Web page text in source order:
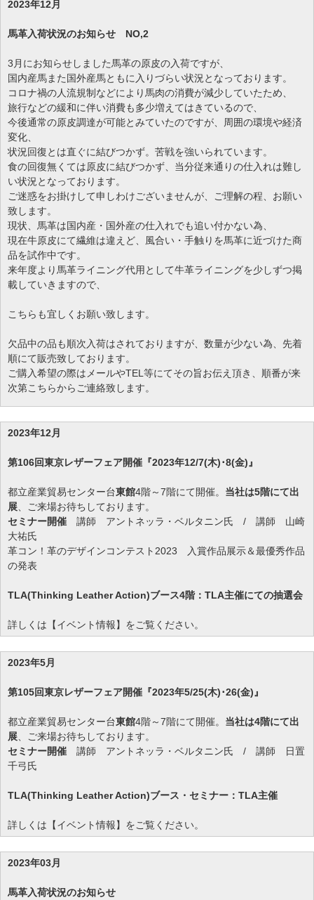
2023年12月
馬革入荷状況のお知らせ NO,2
3月にお知らせしました馬革の原皮の入荷ですが、
国内産馬また国外産馬ともに入りづらい状況となっております。
コロナ禍の人流規制などにより馬肉の消費が減少していたため、
旅行などの緩和に伴い消費も多少増えてはきているので、
今後通常の原皮調達が可能とみていたのですが、周囲の環境や経済
変化、
状況回復とは直ぐに結びつかず。苦戦を強いられています。
食の回復無くては原皮に結びつかず、当分従来通りの仕入れは難し
い状況となっております。
ご迷惑をお掛けして申しわけございませんが、ご理解の程、お願い
致します。
現状、馬革は国内産・国外産の仕入れでも追い付かない為、
現在牛原皮にて繊維は違えど、風合い・手触りを馬革に近づけた商
品を試作中です。
来年度より馬革ライニング代用として牛革ライニングを少しずつ掲
載していきますので、
こちらも宜しくお願い致します。
欠品中の品も順次入荷はされておりますが、数量が少ない為、先着
順にて販売致しております。
ご購入希望の際はメールやTEL等にてその旨お伝え頂き、順番が来
次第こちらからご連絡致します。
2023年12月
第106回東京レザーフェア開催『2023年12/7(木)･8(金)』
都立産業貿易センター台東館4階～7階にて開催。 当社は5階にて出
展 、ご来場お待ちしております。
セミナー開催 講師 アントネッラ・ベルタニン氏 / 講師 山崎
大祐氏
革コン！革のデザインコンテスト2023 入賞作品展示＆最優秀作品
の発表
TLA(Thinking Leather Action)ブース4階：TLA主催にての抽選会
詳しくは【イベント情報】をご覧ください。
2023年5月
第105回東京レザーフェア開催『2023年5/25(木)･26(金)』
都立産業貿易センター台東館4階～7階にて開催。 当社は4階にて出
展 、ご来場お待ちしております。
セミナー開催 講師 アントネッラ・ベルタニン氏 / 講師 日置
千弓氏
TLA(Thinking Leather Action)ブース・セミナー：TLA主催
詳しくは【イベント情報】をご覧ください。
2023年03月
馬革入荷状況のお知らせ